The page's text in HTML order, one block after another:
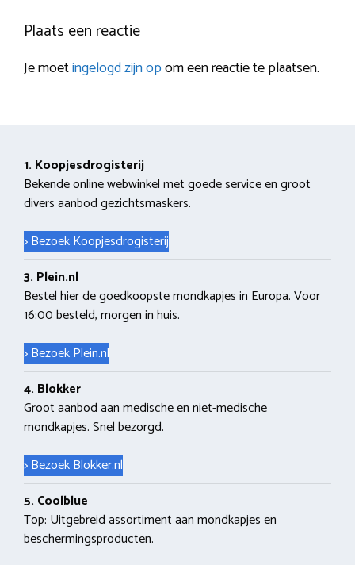
Plaats een reactie
Je moetingelogd zijn opom een reactie te plaatsen.
1. Koopjesdrogisterij
Bekende online webwinkel met goede service en groot
divers aanbod gezichtsmaskers.
> Bezoek Koopjesdrogisterij
3. Plein.nl
Bestel hier de goedkoopste mondkapjes in Europa. Voor
16:00 besteld, morgen in huis.
> Bezoek Plein.nl
4. Blokker
Groot aanbod aan medische en niet-medische
mondkapjes. Snel bezorgd.
> Bezoek Blokker.nl
5. Coolblue
Top: Uitgebreid assortiment aan mondkapjes en
beschermingsproducten.